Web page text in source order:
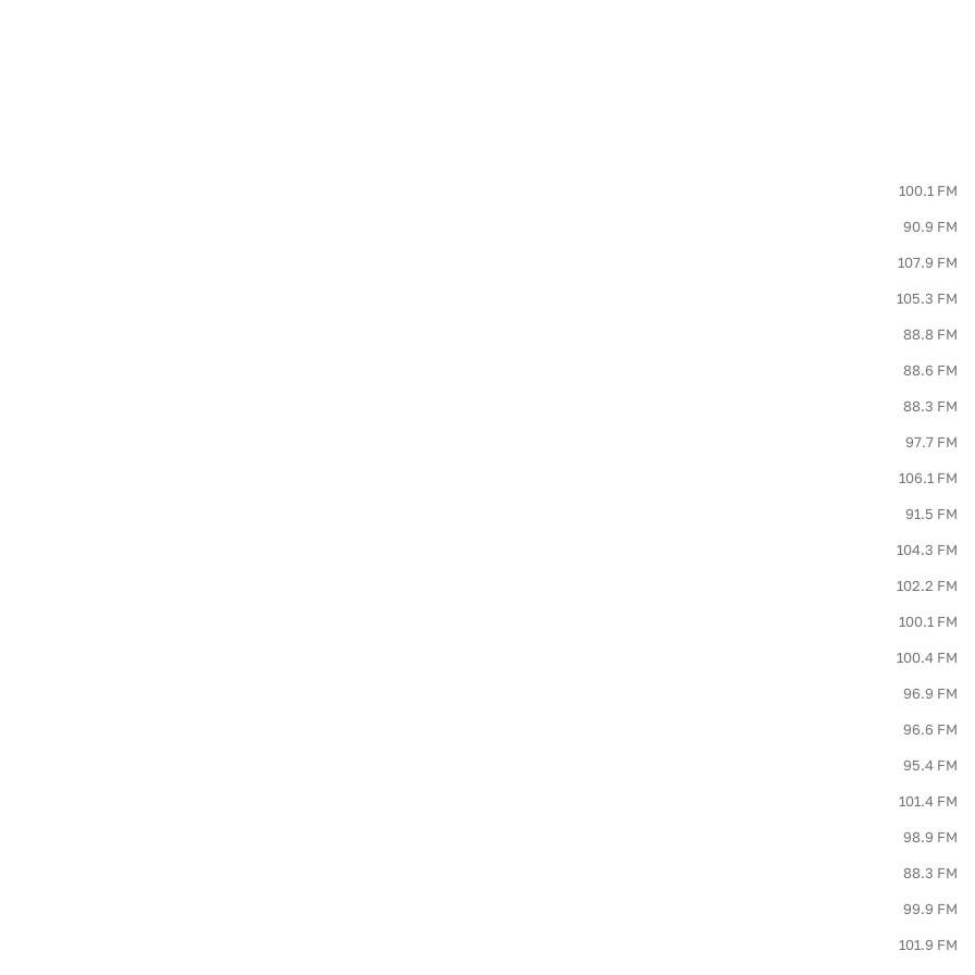
100.1 FM
90.9 FM
107.9 FM
105.3 FM
88.8 FM
88.6 FM
88.3 FM
97.7 FM
106.1 FM
91.5 FM
104.3 FM
102.2 FM
100.1 FM
100.4 FM
96.9 FM
96.6 FM
95.4 FM
101.4 FM
98.9 FM
88.3 FM
99.9 FM
101.9 FM